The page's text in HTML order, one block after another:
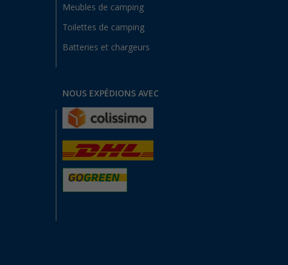
Meubles de camping
Toilettes de camping
Batteries et chargeurs
NOUS EXPÉDIONS AVEC